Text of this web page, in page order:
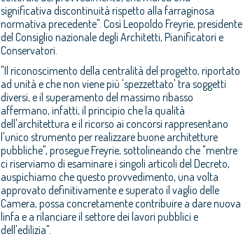
significativa discontinuità rispetto alla farraginosa
normativa precedente". Così Leopoldo Freyrie, presidente
del Consiglio nazionale degli Architetti, Pianificatori e
Conservatori.
"Il riconoscimento della centralità del progetto, riportato
ad unità e che non viene più 'spezzettato' tra soggetti
diversi, e il superamento del massimo ribasso
affermano, infatti, il principio che la qualità
dell'architettura e il ricorso ai concorsi rappresentano
l'unico strumento per realizzare buone architetture
pubbliche", prosegue Freyrie, sottolineando che "mentre
ci riserviamo di esaminare i singoli articoli del Decreto,
auspichiamo che questo provvedimento, una volta
approvato definitivamente e superato il vaglio delle
Camera, possa concretamente contribuire a dare nuova
linfa e a rilanciare il settore dei lavori pubblici e
dell'edilizia".